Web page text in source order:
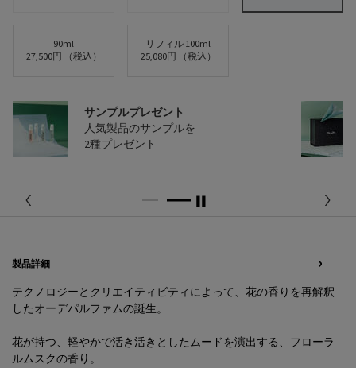
選択済み
90ml
27,500円
（税込）
, 4/5 選択済み
リフィル 100ml
25,080円
（税込）
, 5/5
配送料無料
13,200円（税込）以上
ご購入で配送料無料
製品詳細
テクノロジーとクリエイティビティによって、花の香りを再解釈
したオーデパルファムの誕生。
花が持つ、軽やかで活き活きとしたムードを演出する、フローラ
ルムスクの香り。